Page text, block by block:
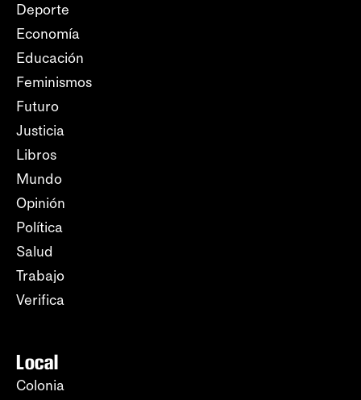
Deporte
Economía
Educación
Feminismos
Futuro
Justicia
Libros
Mundo
Opinión
Política
Salud
Trabajo
Verifica
Local
Colonia